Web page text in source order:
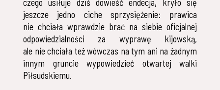
czego usiłuje dziś dowieść endecja, kryło się
jeszcze jedno ciche sprzysiężenie: prawica
nie chciała wprawdzie brać na siebie oficjalnej
odpowiedzialności za wyprawę kijowską,
ale nie chciała też wówczas na tym ani na żadnym
innym gruncie wypowiedzieć otwartej walki
Piłsudskiemu.